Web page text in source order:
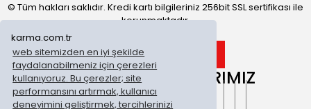
karma.com.tr
web sitemizden en iyi şekilde
faydalanabilmeniz için çerezleri
kullanıyoruz. Bu çerezler; site
performansını artırmak, kullanıcı
deneyimini geliştirmek, tercihlerinizi
© Tüm hakları saklıdır. Kredi kartı bilgileriniz 256bit SSL sertifikası ile
korunmaktadır.
ONLİNE MAĞAZALARIMIZ